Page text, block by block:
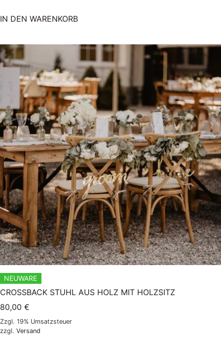
IN DEN WARENKORB
NEUWARE
CROSSBACK STUHL AUS HOLZ MIT HOLZSITZ
80,00 €
Zzgl. 19% Umsatzsteuer
zzgl. Versand